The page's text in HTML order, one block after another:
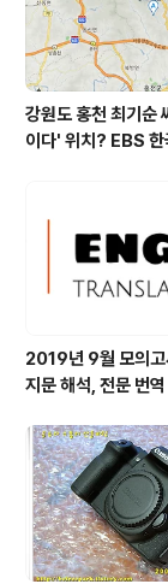
강원도 홍천 최기순
이다' 위치? EBS 한
강원도 홍천군 가볼
까르돈, kbs 인간
2019년 9월 모의고
지문 해석, 전문 번역 / 2019
역, 평가원 2019년
영역 외국어영역 전
sh to Korean